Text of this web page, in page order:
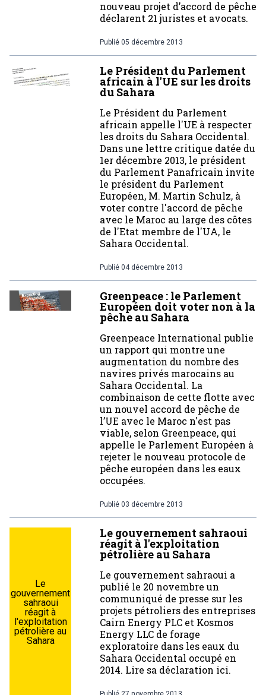
nouveau projet d’accord de pêche
déclarent 21 juristes et avocats.
Publié 05 décembre 2013
Le Président du Parlement
africain à l'UE sur les droits
du Sahara
Le Président du Parlement
africain appelle l'UE à respecter
les droits du Sahara Occidental.
Dans une lettre critique datée du
1er décembre 2013, le président
du Parlement Panafricain invite
le président du Parlement
Européen, M. Martin Schulz, à
voter contre l'accord de pêche
avec le Maroc au large des côtes
de l'Etat membre de l'UA, le
Sahara Occidental.
Publié 04 décembre 2013
Greenpeace : le Parlement
Européen doit voter non à la
pêche au Sahara
Greenpeace International publie
un rapport qui montre une
augmentation du nombre des
navires privés marocains au
Sahara Occidental. La
combinaison de cette flotte avec
un nouvel accord de pêche de
l’UE avec le Maroc n'est pas
viable, selon Greenpeace, qui
appelle le Parlement Européen à
rejeter le nouveau protocole de
pêche européen dans les eaux
occupées.
Publié 03 décembre 2013
Le
gouvernement
sahraoui
réagit à
l'exploitation
pétrolière au
Sahara
Le gouvernement sahraoui
réagit à l'exploitation
pétrolière au Sahara
Le gouvernement sahraoui a
publié le 20 novembre un
communiqué de presse sur les
projets pétroliers des entreprises
Cairn Energy PLC et Kosmos
Energy LLC de forage
exploratoire dans les eaux du
Sahara Occidental occupé en
2014. Lire sa déclaration ici.